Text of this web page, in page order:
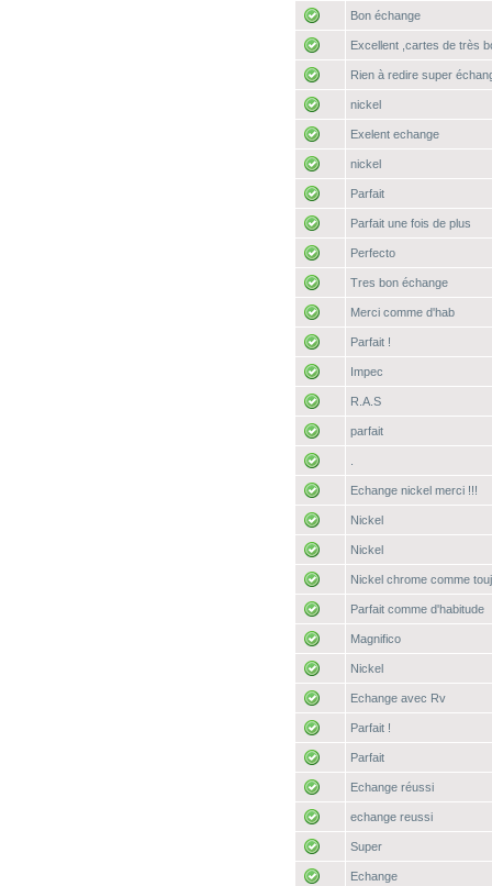
Bon échange
Excellent ,cartes de très
Rien à redire super
nickel
Exelent echange
nickel
Parfait
Parfait une fois de plus
Perfecto
Tres bon échange
Merci comme d'hab
Parfait !
Impec
R.A.S
parfait
Echange nickel merci !!!
Nickel
Nickel
Nickel chrome comme
Parfait comme d'habitude
Magnifico
Nickel
Echange avec Rv
Parfait !
Parfait
Echange réussi
echange reussi
Super
Echange